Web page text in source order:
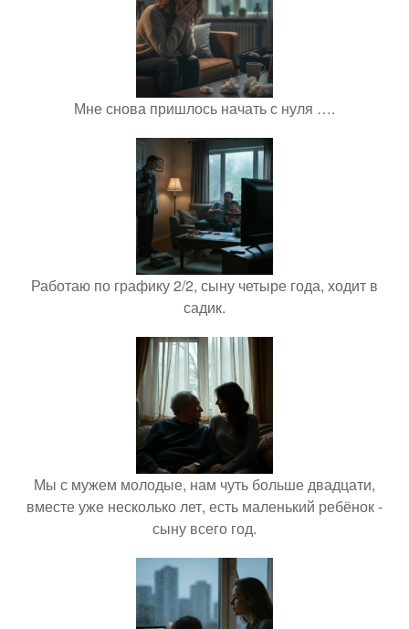
Мне снова пришлось начать с нуля ….
Работаю по графику 2/2, сыну четыре года, ходит в
садик.
Мы с мужем молодые, нам чуть больше двадцати,
вместе уже несколько лет, есть маленький ребёнок -
сыну всего год.